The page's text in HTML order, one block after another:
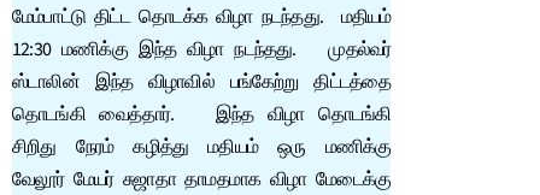
மேம்பாட்டு திட்ட தொடக்க விழா நடந்தது. மதியம்
12:30 மணிக்கு இந்த விழா நடந்தது. முதல்வர்
ஸ்டாலின் இந்த விழாவில் பங்கேற்று திட்டத்தை
தொடங்கி வைத்தார். இந்த விழா தொடங்கி
சிறிது நேரம் கழித்து மதியம் ஒரு மணிக்கு
வேலூர் மேயர் சுஜாதா தாமதமாக விழா மேடைக்கு